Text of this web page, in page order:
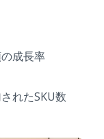
成長率
れたSKU数